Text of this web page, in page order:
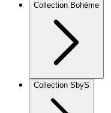
Collection Bohème
Collection SbyS